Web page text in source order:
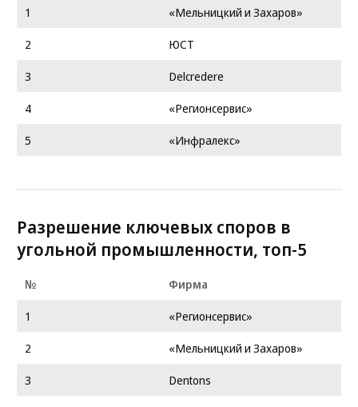
1
«Мельницкий и Захаров»
2
ЮСТ
3
Delcredere
4
«Регионсервис»
5
«Инфралекс»
Разрешение ключевых споров в
угольной промышленности, топ-5
№
Фирма
1
«Регионсервис»
2
«Мельницкий и Захаров»
3
Dentons